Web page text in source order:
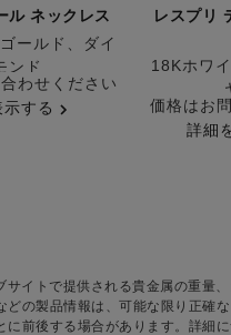
ル ネックレス
ールド、ダイ
ンド
わせください
する
レスプリ
18Kホワ
参照番号
価格はお
詳細
サイトで提供される貴金属の重量
どの製品情報は、可能な限り正確
に前後する場合があります。詳細